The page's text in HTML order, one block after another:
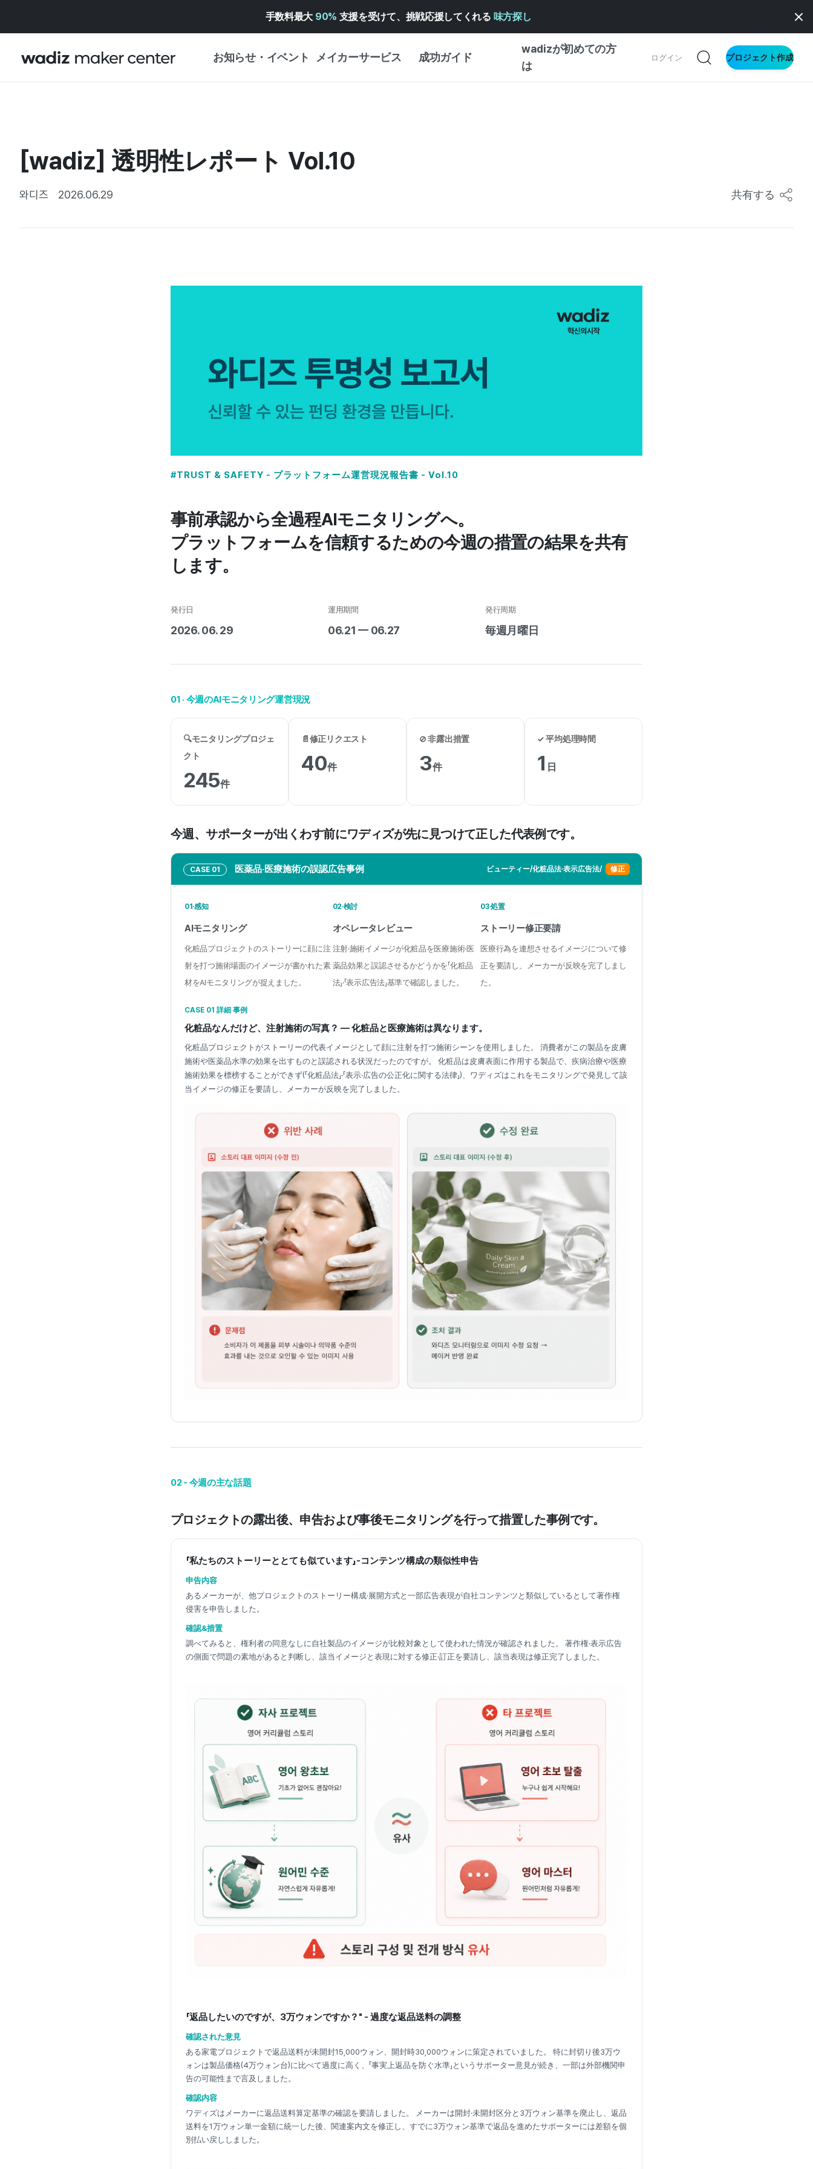
手数料最大 90% 支援を受けて、挑戦応援してくれる 味方探し
お知らせ・イベント メイカーサービス 成功ガイド
wadizが初めての方
は
ログイン プロジェクト作成
マイワディズ
重要なお知らせ
プレスリリース
企画展カレンダー
ヘルプセンター ↗︎
[wadiz] 透明性レポート Vol.10
와디즈 2026.06.29 共有する
#TRUST & SAFETY - プラットフォーム運営現況報告書 - Vol.10
事前承認から全過程AIモニタリングへ。
プラットフォームを信頼するための今週の措置の結果を共有
します。
発行日
2026. 06. 29
運用期間
06.21 — 06.27
発行周期
毎週月曜日
01 · 今週のAIモニタリング運営現況
🔍モニタリングプロジェ
クト
245件
📄修正リクエスト
40件
⊘ 非露出措置
3件
✓ 平均処理時間
1 日
今週、サポーターが出くわす前にワディズが先に見つけて正した代表例です。
CASE 01 医薬品·医療施術の誤認広告事例 ビューティー/化粧品法·表示広告法/ 修正
01·感知
AIモニタリング
化粧品プロジェクトのストーリーに顔に注
射を打つ施術場面のイメージが書かれた素
材をAIモニタリングが捉えました。
02·検討
オペレータレビュー
注射·施術イメージが化粧品を医療施術·医
薬品効果と誤認させるかどうかを「化粧品
法」·「表示広告法」基準で確認しました。
03·処置
ストーリー修正要請
医療行為を連想させるイメージについて修
正を要請し、メーカーが反映を完了しまし
た。
CASE 01 詳細 事例
化粧品なんだけど、注射施術の写真？ — 化粧品と医療施術は異なります。
化粧品プロジェクトがストーリーの代表イメージとして顔に注射を打つ施術シーンを使用しました。 消費者がこの製品を皮膚
施術や医薬品水準の効果を出すものと誤認される状況だったのですが。 化粧品は皮膚表面に作用する製品で、疾病治療や医療
施術効果を標榜することができず(「化粧品法」·「表示·広告の公正化に関する法律」)、ワディズはこれをモニタリングで発見して該
当イメージの修正を要請し、メーカーが反映を完了しました。
02 - 今週の主な話題
プロジェクトの露出後、申告および事後モニタリングを行って措置した事例です。
「私たちのストーリーととても似ています」-コンテンツ構成の類似性申告
申告内容
あるメーカーが、他プロジェクトのストーリー構成·展開方式と一部広告表現が自社コンテンツと類似しているとして著作権
侵害を申告しました。
確認&措置
調べてみると、権利者の同意なしに自社製品のイメージが比較対象として使われた情況が確認されました。 著作権·表示広告
の側面で問題の素地があると判断し、該当イメージと表現に対する修正·訂正を要請し、該当表現は修正完了しました。
「返品したいのですが、3万ウォンですか？" - 過度な返品送料の調整
確認された意見
ある家電プロジェクトで返品送料が未開封15,000ウォン、開封時30,000ウォンに策定されていました。 特に封切り後3万ウ
ォンは製品価格(4万ウォン台)に比べて過度に高く、「事実上返品を防ぐ水準」というサポーター意見が続き、一部は外部機関申
告の可能性まで言及しました。
確認内容
ワディズはメーカーに返品送料算定基準の確認を要請しました。 メーカーは開封·未開封区分と3万ウォン基準を廃止し、返品
送料を1万ウォン単一金額に統一した後、関連案内文を修正し、すでに3万ウォン基準で返品を進めたサポーターには差額を個
別払い戻ししました。